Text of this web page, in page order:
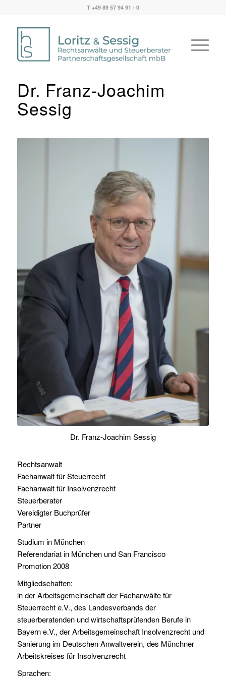
T +49 89 57 94 91 - 0
Dr. Franz-Joachim
Sessig
Dr. Franz-Joachim Sessig
Rechtsanwalt
Fachanwalt für Steuerrecht
Fachanwalt für Insolvenzrecht
Steuerberater
Vereidigter Buchprüfer
Partner
Studium in München
Referendariat in München und San Francisco
Promotion 2008
Mitgliedschaften:
in der Arbeitsgemeinschaft der Fachanwälte für
Steuerrecht e.V., des Landesverbands der
steuerberatenden und wirtschaftsprüfenden Berufe in
Bayern e.V., der Arbeitsgemeinschaft Insolvenzrecht und
Sanierung im Deutschen Anwaltverein, des Münchner
Arbeitskreises für Insolvenzrecht
Sprachen: